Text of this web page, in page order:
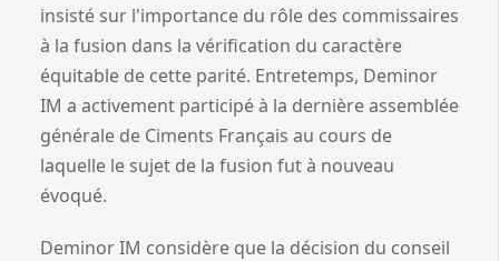
insisté sur l'importance du rôle des commissaires
à la fusion dans la vérification du caractère
équitable de cette parité. Entretemps, Deminor
IM a activement participé à la dernière assemblée
générale de Ciments Français au cours de
laquelle le sujet de la fusion fut à nouveau
évoqué.
Deminor IM considère que la décision du conseil